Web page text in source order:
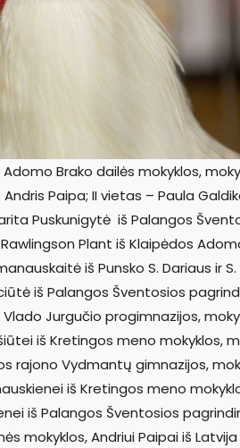
Brako dailės mokyklos,
Paipa; II vietas – Paula
Puskunigytė iš Palangos
Plant iš Klaipėdos
iš Punsko S. Dariaus ir
iš Palangos Šventosios
Jurgučio progimnazijos,
iš Kretingos meno mokyklos,
rajono Vydmantų gimnazijos,
iš Kretingos meno
iš Palangos Šventosios
mokyklos, Andriui Paipai iš